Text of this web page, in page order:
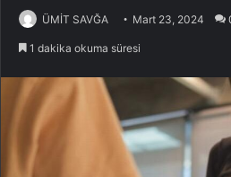
ÜMİT SAVĞA Mart 23, 2024
1 dakika okuma süresi